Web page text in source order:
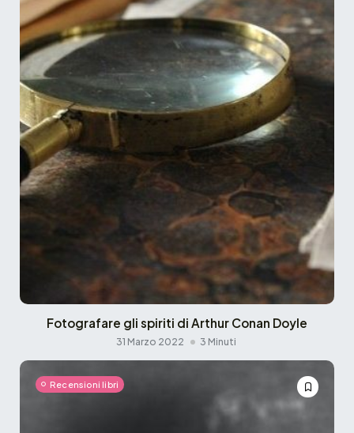
Fotografare gli spiriti di Arthur Conan Doyle
31 Marzo 2022 3 Minuti
Recensioni libri